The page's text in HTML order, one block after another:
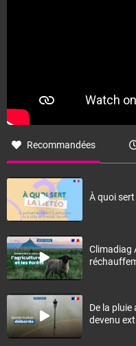
Recommandées
À quoi
Climadiag
De la
devenu